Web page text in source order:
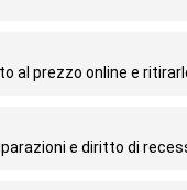
al prezzo online e
e diritto di